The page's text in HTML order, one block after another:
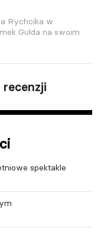
Rychcika w
Gulda na swoim
spektakle